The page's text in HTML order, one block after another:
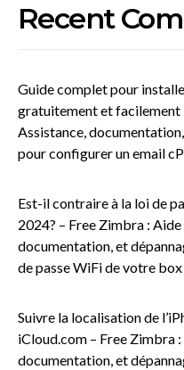
Recent
Guide complet pour
gratuitement et facilement
Assistance,
pour configurer un email
Est-il contraire à la loi de
2024? – Free Zimbra :
documentation, et
de passe WiFi de votre
Suivre la localisation de
iCloud.com – Free Zimbra
documentation, et